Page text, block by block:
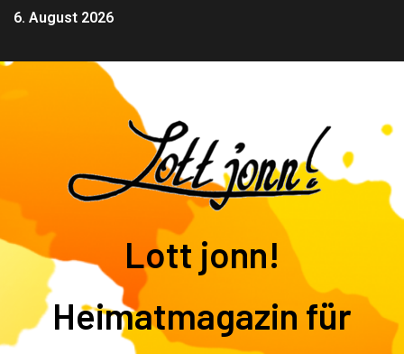
6. August 2026
Lott jonn!
Heimatmagazin für